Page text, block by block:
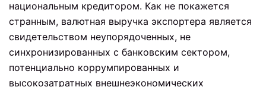
национальным кредитором. Как не покажется
странным, валютная выручка экспортера является
свидетельством неупорядоченных, не
синхронизированных с банковским сектором,
потенциально коррумпированных и
высокозатратных внешнеэкономических